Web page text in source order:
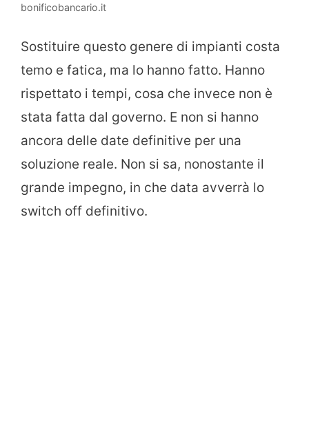
bonificobancario.it
Sostituire questo genere di impianti costa
temo e fatica, ma lo hanno fatto. Hanno
rispettato i tempi, cosa che invece non è
stata fatta dal governo. E non si hanno
ancora delle date definitive per una
soluzione reale. Non si sa, nonostante il
grande impegno, in che data avverrà lo
switch off definitivo.